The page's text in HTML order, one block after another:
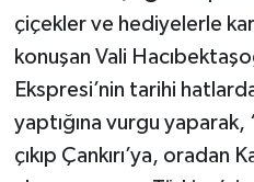
çiçekler ve hediyelerle
konuşan Vali
Ekspresi’nin tarihi
yaptığına vurgu yaparak,
çıkıp Çankırı’ya, oradan